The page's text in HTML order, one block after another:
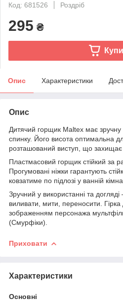
Код: 681526
Роздріб
295 ₴
Опис Характеристики
Опис
Дитячий горщик Maltex має
спинку. Його висота оптимальна
розташований виступ, що захищає
Пластмасовий горщик стійкий за
Прогумовані ніжки гарантують
ковзатиме по підлозі у ванній
Зручний у використанні та
виливати, мити, переносити.
зображенням персонажа
(Смурфіки).
Приховати
Характеристики
Основні